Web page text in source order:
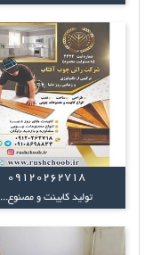
09120262718
تولید کابینت و مصنوع...